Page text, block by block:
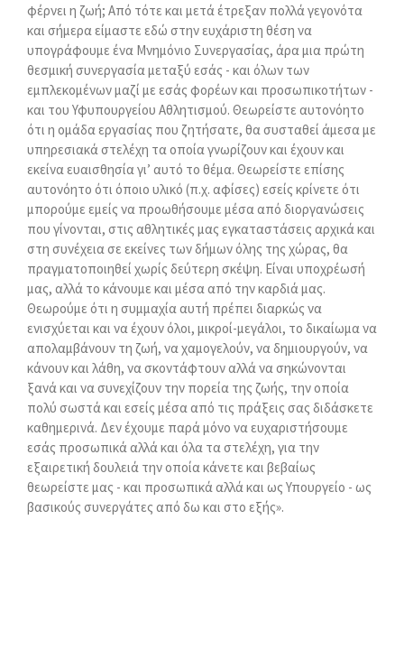
φέρνει η ζωή; Από τότε και μετά έτρεξαν πολλά γεγονότα
και σήμερα είμαστε εδώ στην ευχάριστη θέση να
υπογράφουμε ένα Μνημόνιο Συνεργασίας, άρα μια πρώτη
θεσμική συνεργασία μεταξύ εσάς - και όλων των
εμπλεκομένων μαζί με εσάς φορέων και προσωπικοτήτων -
και του Υφυπουργείου Αθλητισμού. Θεωρείστε αυτονόητο
ότι η ομάδα εργασίας που ζητήσατε, θα συσταθεί άμεσα με
υπηρεσιακά στελέχη τα οποία γνωρίζουν και έχουν και
εκείνα ευαισθησία γι’ αυτό το θέμα. Θεωρείστε επίσης
αυτονόητο ότι όποιο υλικό (π.χ. αφίσες) εσείς κρίνετε ότι
μπορούμε εμείς να προωθήσουμε μέσα από διοργανώσεις
που γίνονται, στις αθλητικές μας εγκαταστάσεις αρχικά και
στη συνέχεια σε εκείνες των δήμων όλης της χώρας, θα
πραγματοποιηθεί χωρίς δεύτερη σκέψη. Είναι υποχρέωσή
μας, αλλά το κάνουμε και μέσα από την καρδιά μας.
Θεωρούμε ότι η συμμαχία αυτή πρέπει διαρκώς να
ενισχύεται και να έχουν όλοι, μικροί-μεγάλοι, το δικαίωμα να
απολαμβάνουν τη ζωή, να χαμογελούν, να δημιουργούν, να
κάνουν και λάθη, να σκοντάφτουν αλλά να σηκώνονται
ξανά και να συνεχίζουν την πορεία της ζωής, την οποία
πολύ σωστά και εσείς μέσα από τις πράξεις σας διδάσκετε
καθημερινά. Δεν έχουμε παρά μόνο να ευχαριστήσουμε
εσάς προσωπικά αλλά και όλα τα στελέχη, για την
εξαιρετική δουλειά την οποία κάνετε και βεβαίως
θεωρείστε μας - και προσωπικά αλλά και ως Υπουργείο - ως
βασικούς συνεργάτες από δω και στο εξής».